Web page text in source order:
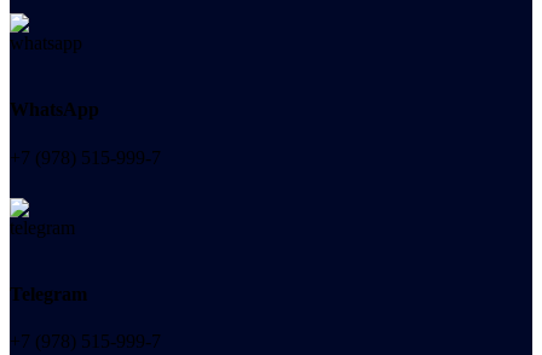
WhatsApp
+7 (978) 515-999-7
Telegram
+7 (978) 515-999-7